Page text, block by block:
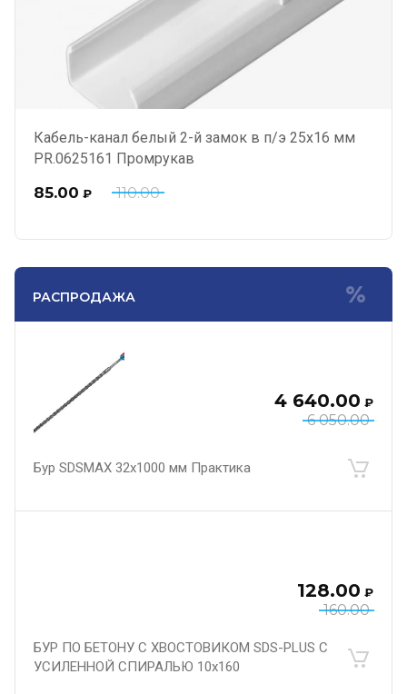
Кабель-канал белый 2-й замок в п/э 25х16 мм
PR.0625161 Промрукав
110.00
85.00 ₽
РАСПРОДАЖА
6 050.00
4 640.00 ₽
Бур SDSMAX 32х1000 мм Практика
160.00
128.00 ₽
БУР ПО БЕТОНУ С ХВОСТОВИКОМ SDS-PLUS С
УСИЛЕННОЙ СПИРАЛЬЮ 10х160